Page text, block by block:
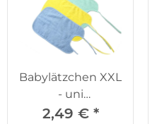
Babylätzchen XXL
- uni
grün/gelb/blau
2,49 € *